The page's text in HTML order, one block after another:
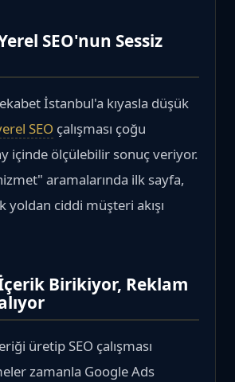
SEO'nun Sessiz
İstanbul'a kıyasla düşük
SEO çalışması çoğu
içinde ölçülebilir sonuç veriyor.
aramalarında ilk sayfa,
yoldan ciddi müşteri akışı
Birikiyor, Reklam
üretip SEO çalışması
zamanla Google Ads